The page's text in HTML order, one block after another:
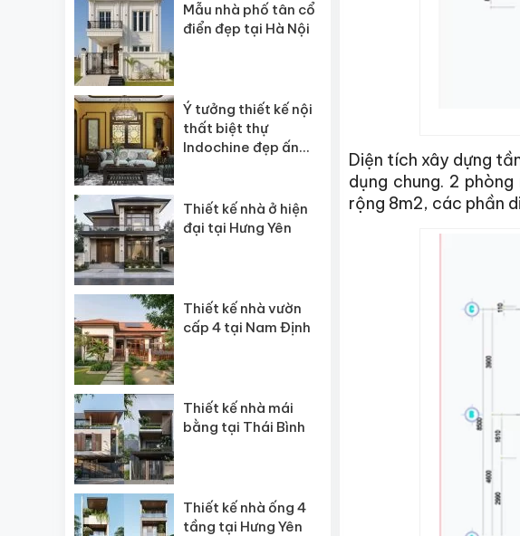
Diện tích xây dựng
dụng chung. 2
rộng 8m2, các phần
Mẫu nhà phố tân cổ
điển đẹp tại Hà Nội
Ý tưởng thiết kế nội
thất biệt thự
Indochine đẹp ấn
Thiết kế nhà ở hiện
đại tại Hưng Yên
Thiết kế nhà vườn
cấp 4 tại Nam Định
Thiết kế nhà mái
bằng tại Thái Bình
Thiết kế nhà ống 4
tầng tại Hưng Yên